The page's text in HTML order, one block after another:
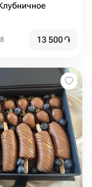
13 500֏